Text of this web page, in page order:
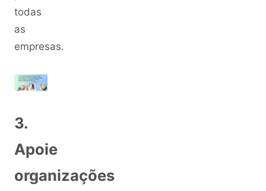
todas
as
empresas.
3.
Apoie
organizações